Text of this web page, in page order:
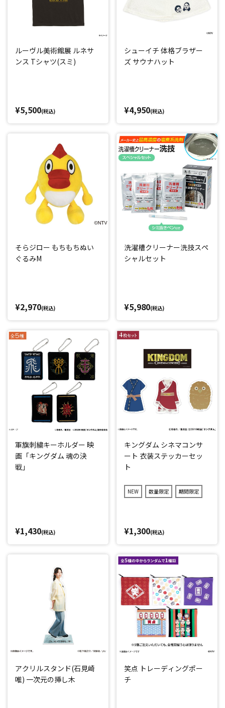
ルーヴル美術館展 ルネサ
ンス Tシャツ(スミ)
¥5,500(税込)
シューイチ 体格ブラザー
ズ サウナハット
¥4,950(税込)
そらジロー もちもちぬい
ぐるみM
¥2,970(税込)
洗濯槽クリーナー洗技スペ
シャルセット
¥5,980(税込)
軍旗刺繍キーホルダー 映
画「キングダム 魂の決
戦」
¥1,430(税込)
キングダム シネマコンサ
ート 衣装ステッカーセッ
ト
NEW 数量限定 期間限定
¥1,300(税込)
アクリルスタンド(石見崎
唯) 一次元の挿し木
笑点 トレーディングポー
チ